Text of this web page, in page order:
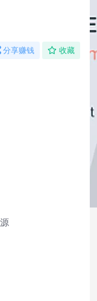
分享赚钱 收藏